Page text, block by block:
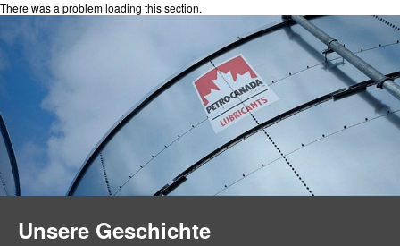
There was a problem loading this section.
Unsere Geschichte